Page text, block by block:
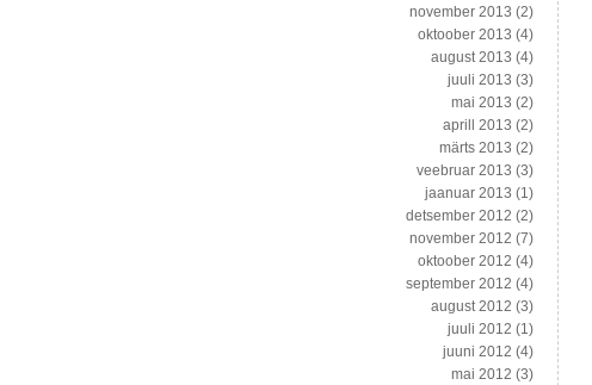
november 2013 (2)
oktoober 2013 (4)
august 2013 (4)
juuli 2013 (3)
mai 2013 (2)
aprill 2013 (2)
märts 2013 (2)
veebruar 2013 (3)
jaanuar 2013 (1)
detsember 2012 (2)
november 2012 (7)
oktoober 2012 (4)
september 2012 (4)
august 2012 (3)
juuli 2012 (1)
juuni 2012 (4)
mai 2012 (3)